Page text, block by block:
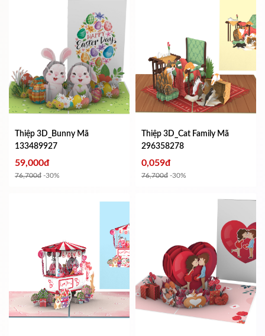
Thiệp 3D_Bunny Mã
133489927
59,000đ
76,700đ -30%
Thiệp 3D_Cat Family Mã
296358278
0,059đ
76,700đ -30%